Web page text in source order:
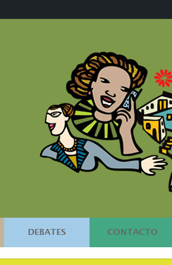
DEBATES CONTACTO